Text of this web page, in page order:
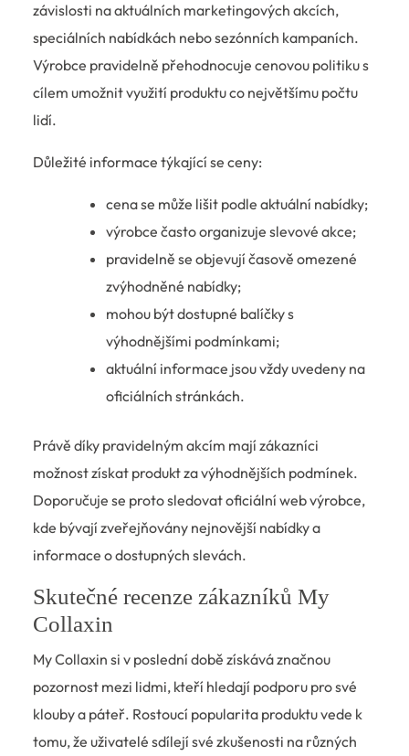
závislosti na aktuálních marketingových akcích,
speciálních nabídkách nebo sezónních kampaních.
Výrobce pravidelně přehodnocuje cenovou politiku s
cílem umožnit využití produktu co největšímu počtu
lidí.
Důležité informace týkající se ceny:
cena se může lišit podle aktuální nabídky;
výrobce často organizuje slevové akce;
pravidelně se objevují časově omezené
zvýhodněné nabídky;
mohou být dostupné balíčky s
výhodnějšími podmínkami;
aktuální informace jsou vždy uvedeny na
oficiálních stránkách.
Právě díky pravidelným akcím mají zákazníci
možnost získat produkt za výhodnějších podmínek.
Doporučuje se proto sledovat oficiální web výrobce,
kde bývají zveřejňovány nejnovější nabídky a
informace o dostupných slevách.
Skutečné recenze zákazníků My
Collaxin
My Collaxin si v poslední době získává značnou
pozornost mezi lidmi, kteří hledají podporu pro své
klouby a páteř. Rostoucí popularita produktu vede k
tomu, že uživatelé sdílejí své zkušenosti na různých